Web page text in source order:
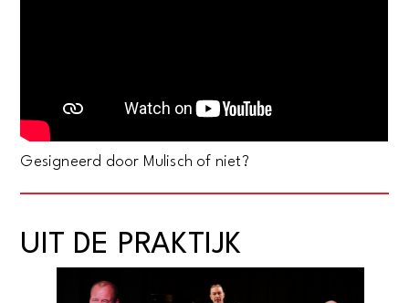
Gesigneerd door Mulisch of niet?
UIT DE PRAKTIJK